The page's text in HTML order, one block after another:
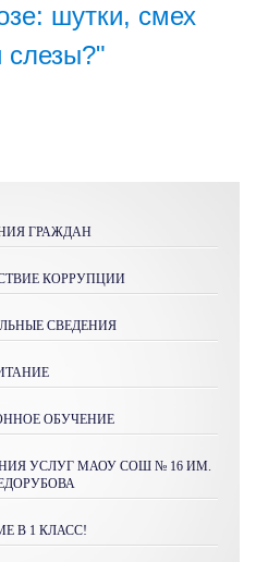
шутки, смех
слезы?"
ГРАЖДАН
КОРРУПЦИИ
СВЕДЕНИЯ
ОБУЧЕНИЕ
УСЛУГ МАОУ СОШ № 16 ИМ.
В 1 КЛАСС!